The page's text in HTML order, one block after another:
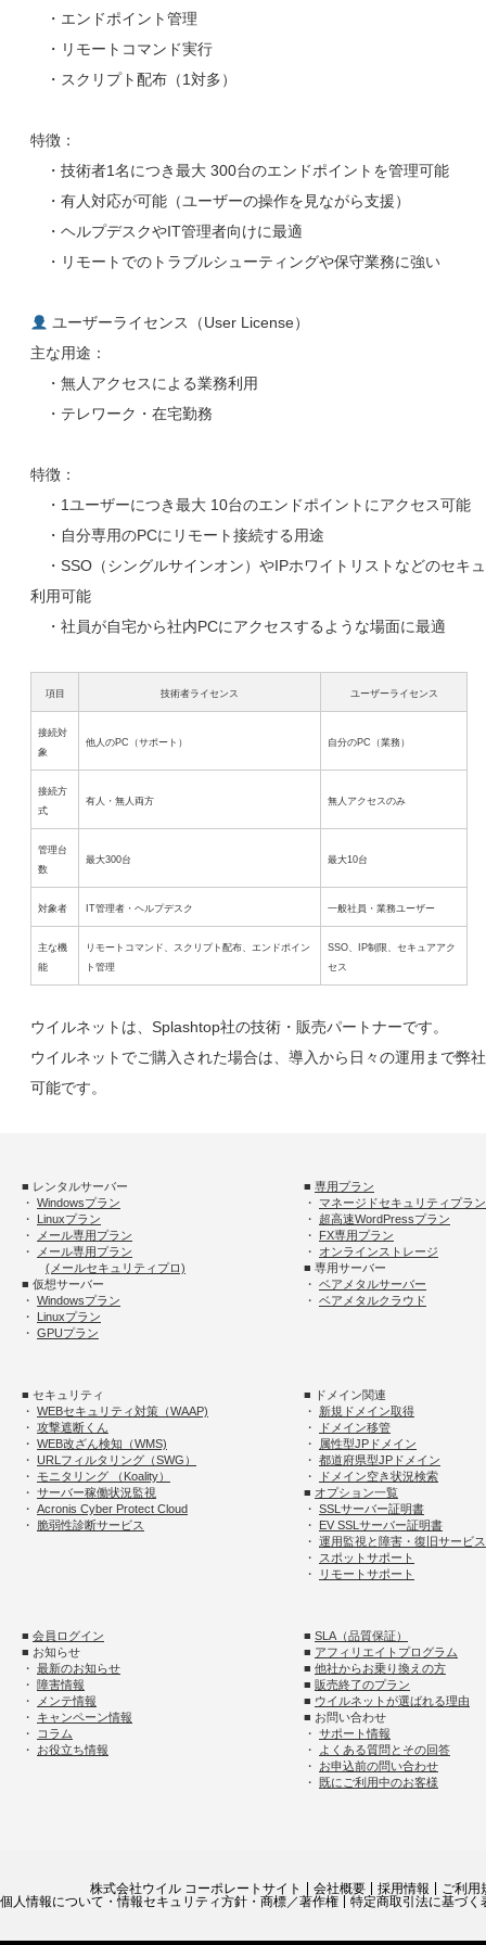
・エンドポイント管理
・リモートコマンド実行
・スクリプト配布（1対多）
特徴：
・技術者1名につき最大 300台のエンドポイントを管理可能
・有人対応が可能（ユーザーの操作を見ながら支援）
・ヘルプデスクやIT管理者向けに最適
・リモートでのトラブルシューティングや保守業務に強い
ユーザーライセンス（User License）
主な用途：
・無人アクセスによる業務利用
・テレワーク・在宅勤務
特徴：
・1ユーザーにつき最大 10台のエンドポイントにアクセス可能
・自分専用のPCにリモート接続する用途
・SSO（シングルサインオン）やIPホワイトリストなどのセキ
利用可能
・社員が自宅から社内PCにアクセスするような場面に最適
項目 技術者ライセンス ユーザーライセンス
接続対
象
他人のPC（サポート） 自分のPC（業務）
接続方
式
有人・無人両方 無人アクセスのみ
管理台
数
最大300台 最大10台
対象者 IT管理者・ヘルプデスク 一般社員・業務ユーザー
主な機
能
リモートコマンド、スクリプト配布、エンドポイン
ト管理
SSO、IP制限、セキュアアク
セス
ウイルネットは、Splashtop社の技術・販売パートナーです。
ウイルネットでご購入された場合は、導入から日々の運用まで弊
可能です。
■ レンタルサーバー ■ 専用プラン
・ Windowsプラン ・ マネージドセキュリティプラン
・
Linuxプラン ・ 超高速WordPressプラン
・
メール専用プラン ・
FX専用プラン
・
メール専用プラン ・ オンラインストレージ
(メールセキュリティプロ)
■ 専用サーバー
■ 仮想サーバー
・ ベアメタルサーバー
・ Windowsプラン ・ ベアメタルクラウド
・
Linuxプラン
・ GPUプラン
■ セキュリティ
■ ドメイン関連
・ WEBセキュリティ対策（WAAP) ・ 新規ドメイン取得
・ 攻撃遮断くん ・
ドメイン移管
・ WEB改ざん検知（WMS) ・
属性型JPドメイン
・ URLフィルタリング（SWG） ・ 都道府県型JPドメイン
・ モニタリング （Koality） ・
ドメイン空き状況検索
・ サーバー稼働状況監視 ■ オプション一覧
・ Acronis Cyber Protect Cloud ・ SSLサーバー証明書
・
脆弱性診断サービス ・
EV SSLサーバー証明書
・ 運用監視と障害・復旧サービス
・ スポットサポート
・
リモートサポート
■ 会員ログイン ■ SLA（品質保証）
■ お知らせ
■ アフィリエイトプログラム
・ 最新のお知らせ ■ 他社からお乗り換えの方
・ 障害情報 ■ 販売終了のプラン
・
メンテ情報 ■ ウイルネットが選ばれる理由
・ キャンペーン情報
■ お問い合わせ
・
コラム ・ サポート情報
・ お役立ち情報 ・
よくある質問とその回答
・ お申込前の問い合わせ
・ 既にご利用中のお客様
株式会社ウイル コーポレートサイト 会社概要 採用情報
ご利用
個人情報について・情報セキュリティ方針・商標／著作権
特定商取引法に基づく